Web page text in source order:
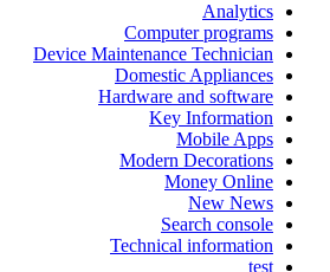
Analytics
Computer programs
Device Maintenance Technician
Domestic Appliances
Hardware and software
Key Information
Mobile Apps
Modern Decorations
Money Online
New News
Search console
Technical information
test